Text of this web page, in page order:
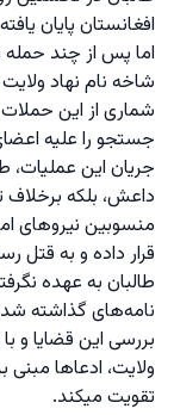
افغانستان پایان
اما پس از چند حمله
شاخه نام نهاد
شماری از این
جستجو را علیه
جریان این عملیات،
داعش، بلکه برخلاف
منسوبین نیروهای
قرار داده و به قتل
طالبان به عهده
نامه‌های گذاشته
بررسی این قضایا و
ولایت، ادعاها
تقویت میکند.